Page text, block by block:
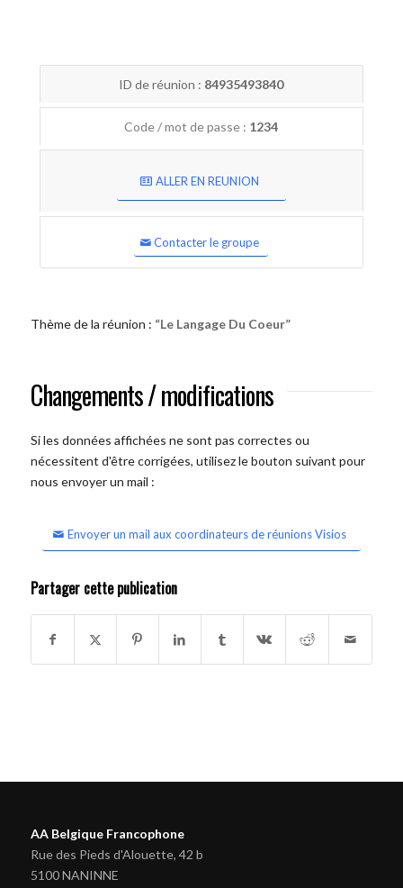
ID de réunion : 84935493840
Code / mot de passe : 1234
ALLER EN REUNION
Contacter le groupe
Thème de la réunion : “Le Langage Du Coeur”
Changements / modifications
Si les données affichées ne sont pas correctes ou
nécessitent d'être corrigées, utilisez le bouton suivant pour
nous envoyer un mail :
Envoyer un mail aux coordinateurs de réunions Visios
Partager cette publication
AA Belgique Francophone
Rue des Pieds d'Alouette, 42 b
5100 NANINNE